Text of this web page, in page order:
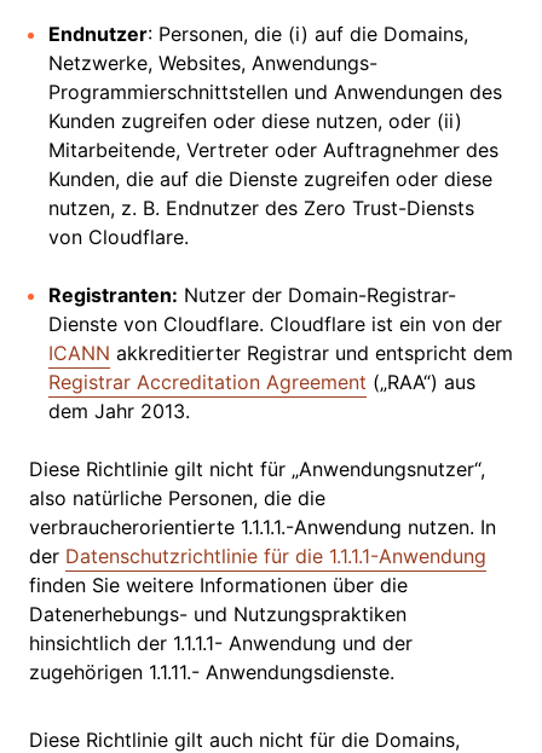
Endnutzer: Personen, die (i) auf die Domains,
Netzwerke, Websites, Anwendungs-
Programmierschnittstellen und Anwendungen des
Kunden zugreifen oder diese nutzen, oder (ii)
Mitarbeitende, Vertreter oder Auftragnehmer des
Kunden, die auf die Dienste zugreifen oder diese
nutzen, z. B. Endnutzer des Zero Trust-Diensts
von Cloudflare.
Registranten: Nutzer der Domain-Registrar-
Dienste von Cloudflare. Cloudflare ist ein von der
ICANN akkreditierter Registrar und entspricht dem
Registrar Accreditation Agreement („RAA“) aus
dem Jahr 2013.
Diese Richtlinie gilt nicht für „Anwendungsnutzer“,
also natürliche Personen, die die
verbraucherorientierte 1.1.1.1.-Anwendung nutzen. In
der Datenschutzrichtlinie für die 1.1.1.1-Anwendung
finden Sie weitere Informationen über die
Datenerhebungs- und Nutzungspraktiken
hinsichtlich der 1.1.1.1- Anwendung und der
zugehörigen 1.1.11.- Anwendungsdienste.
Diese Richtlinie gilt auch nicht für die Domains,